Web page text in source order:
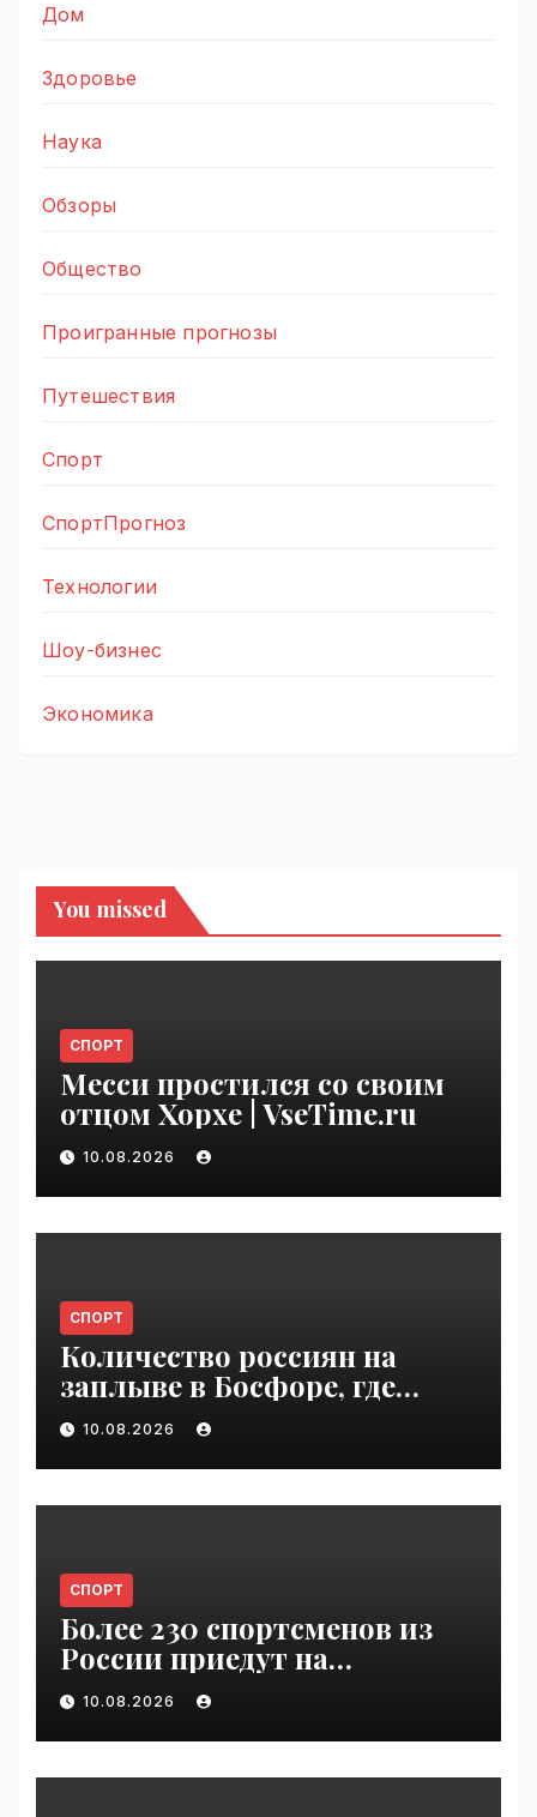
Дом
Здоровье
Наука
Обзоры
Общество
Проигранные прогнозы
Путешествия
Спорт
СпортПрогноз
Технологии
Шоу-бизнес
Экономика
You missed
СПОРТ
Месси простился со своим
отцом Хорхе | VseTime.ru
10.08.2026
СПОРТ
Количество россиян на
заплыве в Босфоре, где
погиб Свечников, резко
упало | VseTime.ru
10.08.2026
СПОРТ
Более 230 спортсменов из
России приедут на
Всемирные игры
кочевников | VseTime.ru
10.08.2026